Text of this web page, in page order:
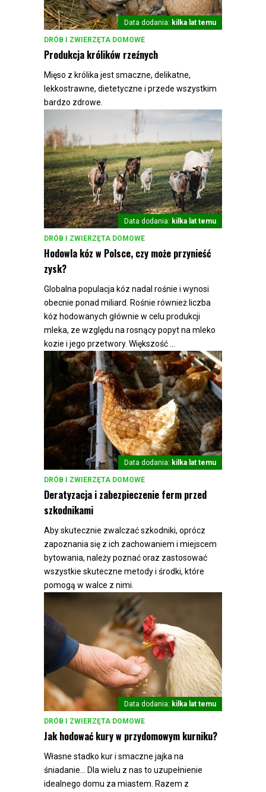
DRÓB I ZWIERZĘTA DOMOWE
kilka lat temu
Data dodania:
Produkcja królików rzeźnych
Mięso z królika jest smaczne, delikatne,
lekkostrawne, dietetyczne i przede wszystkim
bardzo zdrowe.
DRÓB I ZWIERZĘTA DOMOWE
kilka lat temu
Data dodania:
Hodowla kóz w Polsce, czy może przynieść
zysk?
Globalna populacja kóz nadal rośnie i wynosi
obecnie ponad miliard. Rośnie również liczba
kóz hodowanych głównie w celu produkcji
mleka, ze względu na rosnący popyt na mleko
kozie i jego przetwory. Większość ...
DRÓB I ZWIERZĘTA DOMOWE
kilka lat temu
Data dodania:
Deratyzacja i zabezpieczenie ferm przed
szkodnikami
Aby skutecznie zwalczać szkodniki, oprócz
zapoznania się z ich zachowaniem i miejscem
bytowania, należy poznać oraz zastosować
wszystkie skuteczne metody i środki, które
pomogą w walce z nimi.
DRÓB I ZWIERZĘTA DOMOWE
kilka lat temu
Data dodania:
Jak hodować kury w przydomowym kurniku?
Własne stadko kur i smaczne jajka na
śniadanie... Dla wielu z nas to uzupełnienie
idealnego domu za miastem. Razem z